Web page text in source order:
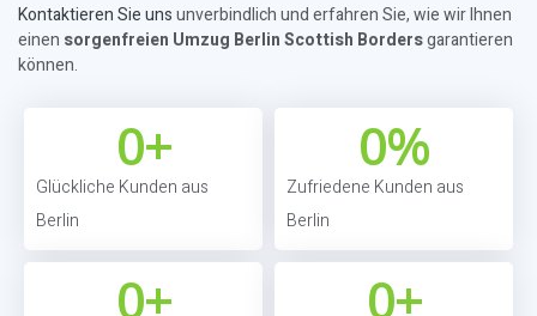
Kontaktieren Sie unsunverbindlich und erfahren Sie, wie wir Ihnen
einen sorgenfreien Umzug Berlin Scottish Bordersgarantieren
können.
Glückliche Kunden aus
Berlin
0+
Zufriedene Kunden aus
Berlin
0%
0+ 0+